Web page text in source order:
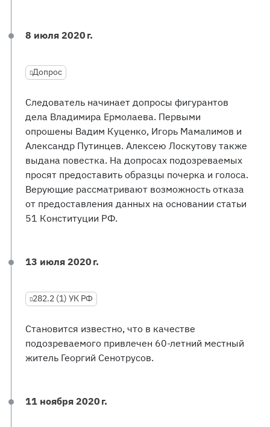
8 июля 2020 г.
Допрос
Следователь начинает допросы фигурантов
дела Владимира Ермолаева. Первыми
опрошены Вадим Куценко, Игорь Мамалимов и
Александр Путинцев. Алексею Лоскутову также
выдана повестка. На допросах подозреваемых
просят предоставить образцы почерка и голоса.
Верующие рассматривают возможность отказа
от предоставления данных на основании статьи
51 Конституции РФ.
13 июля 2020 г.
282.2 (1) УК РФ
Становится известно, что в качестве
подозреваемого привлечен 60-летний местный
житель Георгий Сенотрусов.
11 ноября 2020 г.